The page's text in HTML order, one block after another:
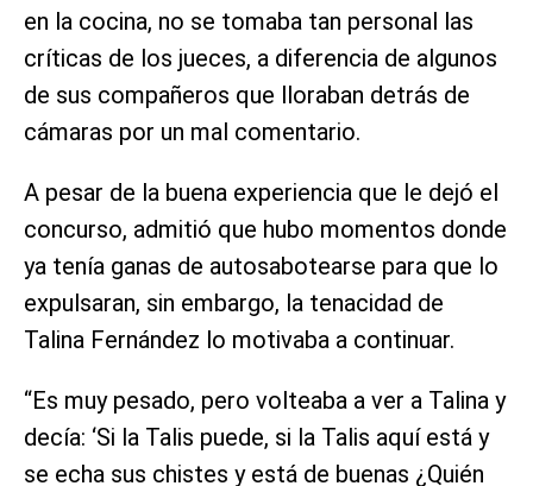
en la cocina, no se tomaba tan personal las
críticas de los jueces, a diferencia de algunos
de sus compañeros que lloraban detrás de
cámaras por un mal comentario.
A pesar de la buena experiencia que le dejó el
concurso, admitió que hubo momentos donde
ya tenía ganas de autosabotearse para que lo
expulsaran, sin embargo, la tenacidad de
Talina Fernández lo motivaba a continuar.
“Es muy pesado, pero volteaba a ver a Talina y
decía: ‘Si la Talis puede, si la Talis aquí está y
se echa sus chistes y está de buenas ¿Quién